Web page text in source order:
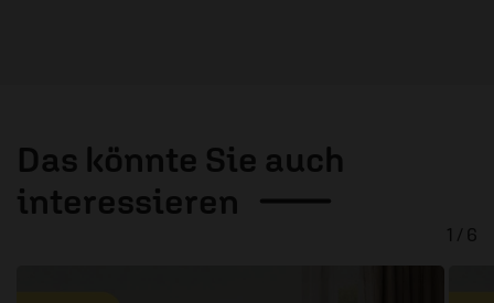
Das könnte Sie auch
interessieren
1 / 6